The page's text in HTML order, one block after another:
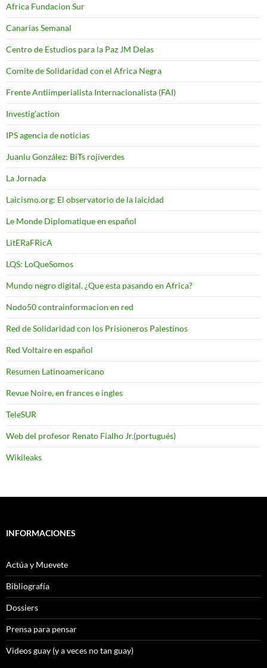
Africa Fundacion Sur
Canarias Semanal
Centro de Estudios para la Paz JM Delas
Comite de Solidaridad con el Africa Negra
Frente Antiimperialista Internacionalista (FAI)
Investig'action
IPS agencia de noticias
Juanlu González: BiTs rojiverdes
La Jornada
Laicismo.org: El observatorio de la laicidad
Le Monde Diplomatique en español
LitERaFRicA
LQS: LoQueSomos
Mundo negro digital. ¿Que esta pasando en Africa?
Nodo50 contrainformacion en red
Red de Solidaridad con los Prisioneros Palestinos
Red Voltaire en español
Resumen Latinoamericano
Revue Noire, en frances e ingles
TeleSUR
Web del profesor Renato Fialho Jr.(portugués)
Wikileaks
INFORMACIONES
Actúa y Muevete
Bibliografía
Dossiers
Prensa para pensar
Videos guay (y a veces no tan guay)